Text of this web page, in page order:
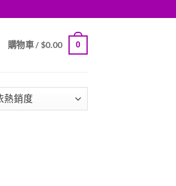
購物車 /$0.00 0